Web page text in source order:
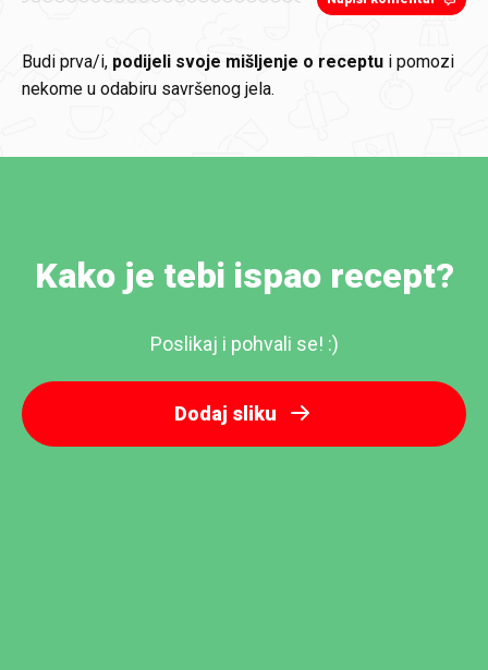
Budi prva/i, podijeli svoje mišljenje o receptu i pomozi
nekome u odabiru savršenog jela.
Kako je tebi ispao recept?
Poslikaj i pohvali se! :)
Dodaj sliku